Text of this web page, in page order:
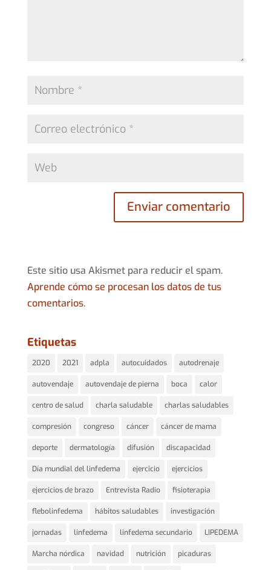
Este sitio usa Akismet para reducir el spam.
Aprende cómo se procesan los datos de tus
comentarios.
Etiquetas
2020 2021 adpla autocuidados autodrenaje
autovendaje autovendaje de pierna boca calor
centro de salud charla saludable charlas saludables
compresión congreso cáncer cáncer de mama
deporte dermatología difusión discapacidad
Día mundial del linfedema ejercicio ejercicios
ejercicios de brazo Entrevista Radio fisioterapia
flebolinfedema hábitos saludables investigación
jornadas linfedema linfedema secundario LIPEDEMA
Marcha nórdica navidad nutrición picaduras